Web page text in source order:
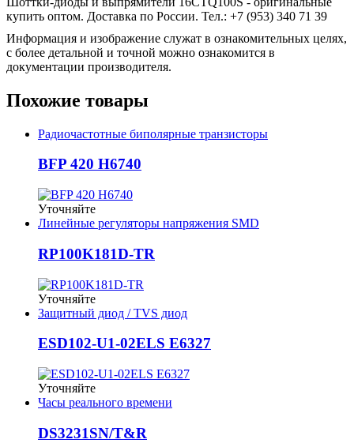
купить оптом. Доставка по России. Тел.: +7 (953) 340 71 39
Информация и изображение служат в ознакомительных целях,
с более детальной и точной можно ознакомится в
документации производителя.
Похожие товары
Радиочастотные биполярные транзисторы
BFP 420 H6740
Уточняйте
Линейные регуляторы напряжения SMD
RP100K181D-TR
Уточняйте
Защитный диод / TVS диод
ESD102-U1-02ELS E6327
Уточняйте
Часы реального времени
DS3231SN/T&R